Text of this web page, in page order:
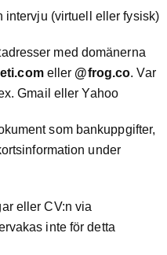
intervju (virtuell eller fysisk)
med domänerna
eller @frog.co. Var
Gmail eller Yahoo
som bankuppgifter,
under
eller CV:n via
inte för detta